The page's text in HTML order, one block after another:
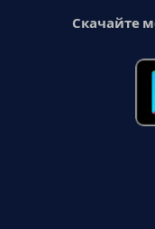
Скачайте